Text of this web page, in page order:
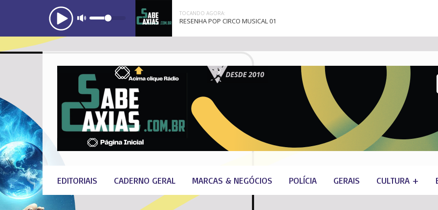
TOCANDO AGORA:
RESENHA POP CIRCO MUSICAL 01
EDITORIAIS CADERNO GERAL MARCAS & NEGÓCIOS POLÍCIA GERAIS CULTURA +